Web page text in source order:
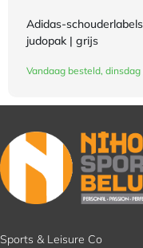
Adidas-
judopak | grijs
Vandaag besteld, dinsdag
Sports & Leisure Co